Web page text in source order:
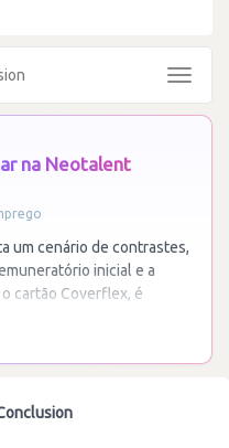
Toggle
na Neotalent
um cenário de contrastes,
inicial e a
cartão Coverflex, é